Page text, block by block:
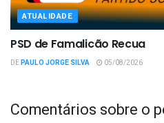
ATUALIDADE
PSD de Famalicão Recua
DEPAULO JORGE SILVA 05/08/2026
Comentários sobre o